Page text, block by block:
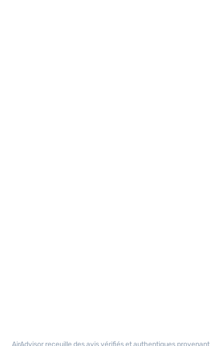
AirAdvisor receuille des avis vérifiés et authentiques provenant